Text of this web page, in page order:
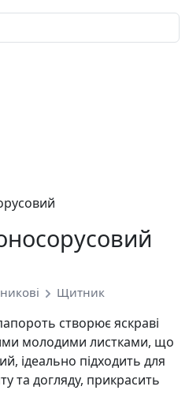
Щитник
створює яскраві
молодими листками, що
ідеально підходить для
та догляду, прикрасить